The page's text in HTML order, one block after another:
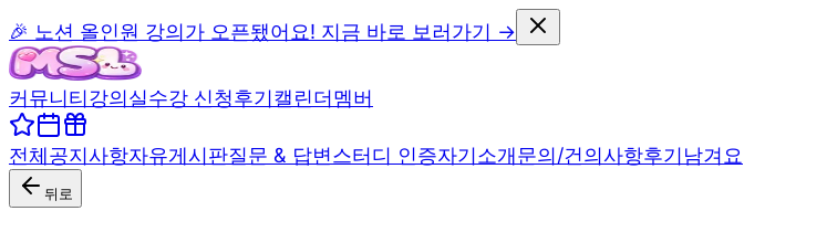
🎉 노션 올인원 강의가 오픈됐어요! 지금 바로 보러가기 →
커뮤니티강의실수강 신청후기캘린더멤버
전체공지사항자유게시판질문 & 답변스터디 인증자기소개문의/건의사항후기남겨요
뒤로